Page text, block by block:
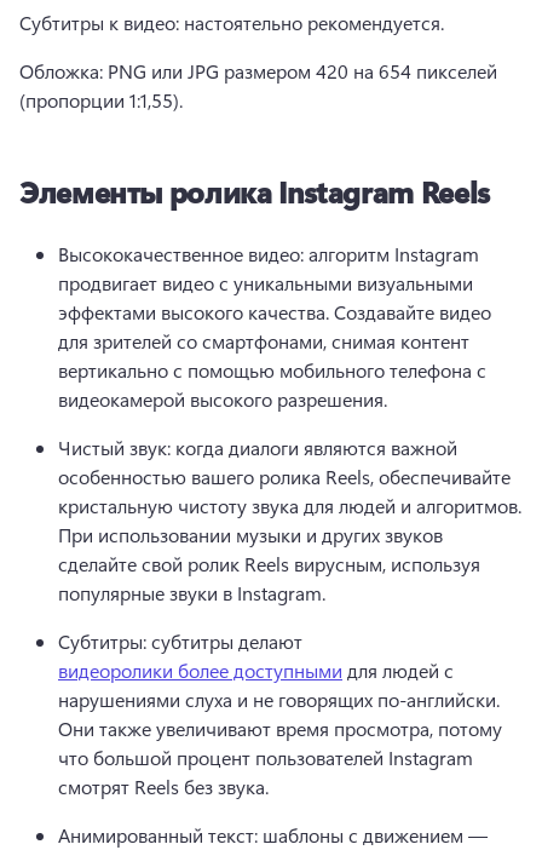
Субтитры к видео: настоятельно рекомендуется.
Обложка: PNG или JPG размером 420 на 654 пикселей
(пропорции 1:1,55).
Элементы ролика Instagram Reels
Высококачественное видео: алгоритм Instagram
продвигает видео с уникальными визуальными
эффектами высокого качества. Создавайте видео
для зрителей со смартфонами, снимая контент
вертикально с помощью мобильного телефона с
видеокамерой высокого разрешения.
Чистый звук: когда диалоги являются важной
особенностью вашего ролика Reels, обеспечивайте
При использовании музыки и других звуков
сделайте свой ролик Reels вирусным, используя
популярные звуки в Instagram.
Субтитры: субтитры делают
видеоролики более доступными для людей с
Они также увеличивают время просмотра, потому
что большой процент пользователей Instagram
смотрят Reels без звука.
Анимированный текст: шаблоны с движением —